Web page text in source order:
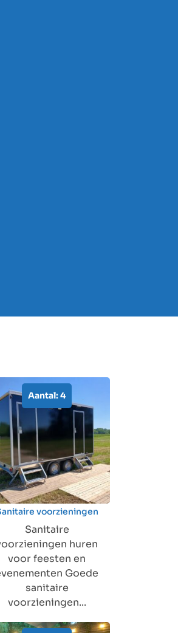
Aantal: 4
voorzieningen
Sanitaire
huren
voor feesten en
Goede
sanitaire
voorzieningen...